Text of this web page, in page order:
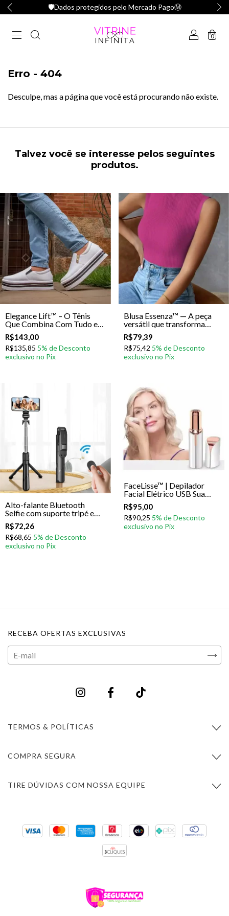
🛡️Dados protegidos pelo Mercado PagoⓂ️
0
Erro - 404
Desculpe, mas a página que você está procurando não existe.
Talvez você se interesse pelos seguintes
produtos.
Elegance Lift™ – O Tênis
Que Combina Com Tudo e
Eleva Sua Presença
R$143,00
R$135,85
Blusa Essenza™ — A peça
versátil que transforma
qualquer look em elegância
instantânea
R$79,39
R$75,42
Alto-falante Bluetooth
Selfie com suporte tripé e
controle remoto retrátil
R$72,26
R$68,65
FaceLisse™ | Depilador
Facial Elétrico USB Sua
maquiagem merece uma
pele perfeitamente lisa antes
mesmo da primeira camada.
R$95,00
R$90,25
RECEBA OFERTAS EXCLUSIVAS
TERMOS & POLÍTICAS
COMPRA SEGURA
TIRE DÚVIDAS COM NOSSA EQUIPE